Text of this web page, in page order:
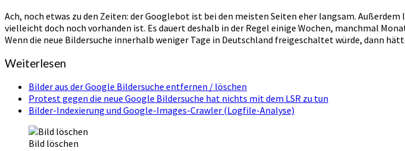
Ach, noch etwas zu den Zeiten: der Googlebot ist bei den meisten Seiten eher langsam.
vielleicht doch noch vorhanden ist. Es dauert deshalb in der Regel einige Wochen, manchmal
Wenn die neue Bildersuche innerhalb weniger Tage in Deutschland freigeschaltet würde, dann
Weiterlesen
Bilder aus der Google Bildersuche entfernen / löschen
Protest gegen die neue Google Bildersuche hat nichts mit dem LSR zu tun
Bilder-Indexierung und Google-Images-Crawler (Logfile-Analyse)
Bild löschen